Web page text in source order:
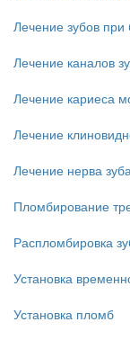
Лечение зубов
Лечение каналов
Лечение кариеса
Лечение
Лечение нерва
Пломбирование
Распломбировка
Установка
Установка пломб